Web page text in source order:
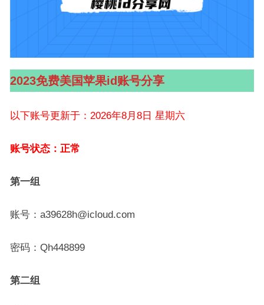
2023免费美国苹果id账号分享
以下账号更新于：2026年8月8日 星期六
账号状态：正常
第一组
账号：a39628h@icloud.com
密码：Qh448899
第二组